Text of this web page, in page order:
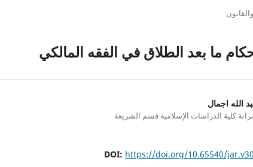
ما بعد الطلاق في الفقه المالكي
الله اجمال
كلية الدراسات الإسلامية قسم الشريعة
DOI: https://doi.org/10.65540/